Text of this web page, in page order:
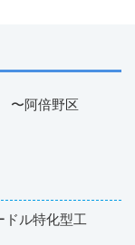
〜阿倍野区
ドル特化型工